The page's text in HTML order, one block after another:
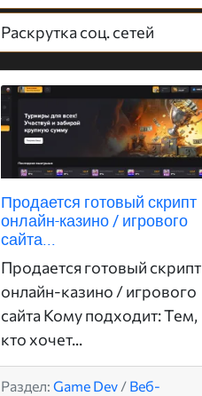
Раскрутка соц. сетей
Продается готовый скрипт
онлайн-казино / игрового
сайта...
Продается готовый скрипт
онлайн-казино / игрового
сайта Кому подходит: Тем,
кто хочет...
Раздел: Game Dev / Веб-